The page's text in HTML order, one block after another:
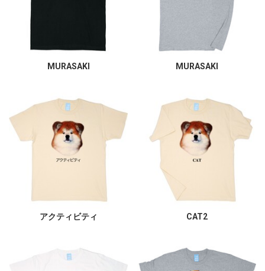
MURASAKI MURASAKI
アクティビティ CAT2